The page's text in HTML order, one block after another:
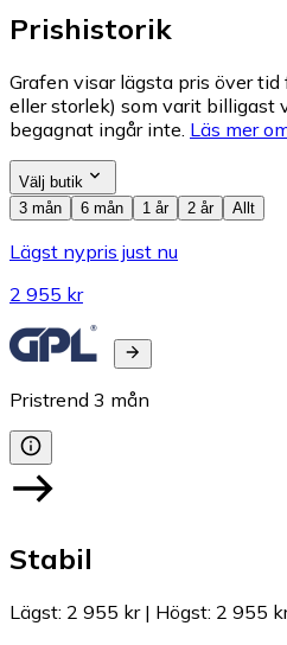
Prishistorik
Grafen visar lägsta pris över
eller storlek) som varit billigast
begagnat ingår inte. Läs mer
Välj butik
3 mån
6 mån 1 år 2 år Allt
Lägst nypris just nu
2 955 kr
Pristrend 3 mån
Stabil
Lägst: 2 955 kr| Högst: 2 955